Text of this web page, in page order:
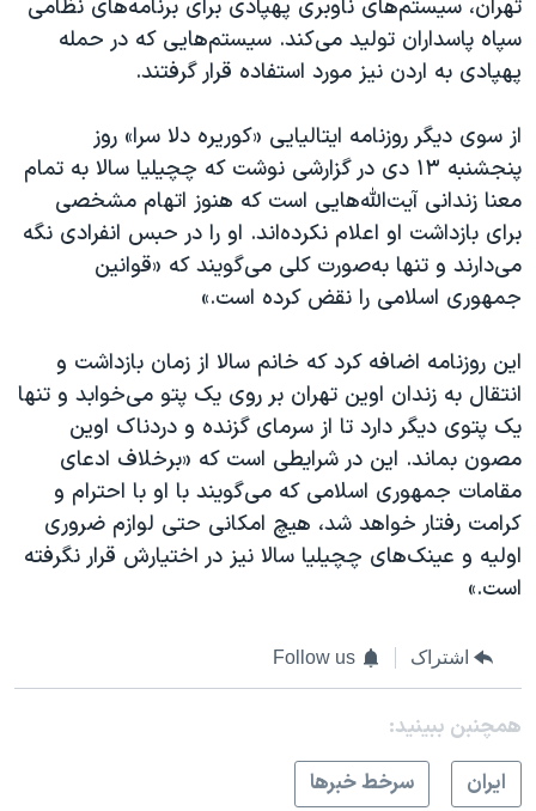
تهران، سیستم‌های ناوبری پهپادی برای برنامه‌های نظامی
سپاه پاسداران تولید می‌کند. سیستم‌هایی که در حمله
پهپادی به اردن نیز مورد استفاده قرار گرفتند.
از سوی دیگر روزنامه ایتالیایی «کوریره دلا سرا» روز
پنجشنبه ۱۳ دی در گزارشی نوشت که چچیلیا سالا به تمام
معنا زندانی آیت‌الله‌هایی است که هنوز اتهام مشخصی
برای بازداشت او اعلام نکرده‌اند. او را در حبس انفرادی نگه
می‌دارند و تنها به‌صورت کلی می‌گویند که «قوانین
جمهوری اسلامی را نقض کرده است.»
این روزنامه اضافه کرد که خانم سالا از زمان بازداشت و
انتقال به زندان اوین تهران بر روی یک پتو می‌خوابد و تنها
یک پتوی دیگر دارد تا از سرمای گزنده و دردناک اوین
مصون بماند. این در شرایطی است که «برخلاف ادعای
مقامات جمهوری اسلامی که می‌گویند با او با احترام و
کرامت رفتار خواهد شد، هیچ امکانی حتی لوازم ضروری
اولیه و عینک‌های چچیلیا سالا نیز در اختیارش قرار نگرفته
است.»
اشتراک Follow us
همچنبن ببینید:
ايران
سرخط خبرها